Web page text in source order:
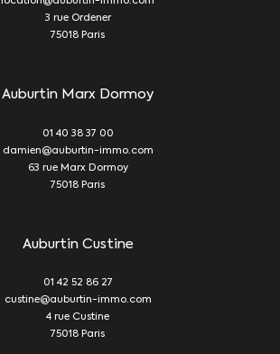
3 rue Ordener
75018
Paris
Auburtin Marx Dormoy
01 40 38 37 00
damien@auburtin-immo.com
63 rue Marx Dormoy
75018
Paris
Auburtin Custine
01 42 52 86 27
custine@auburtin-immo.com
4 rue Custine
75018
Paris